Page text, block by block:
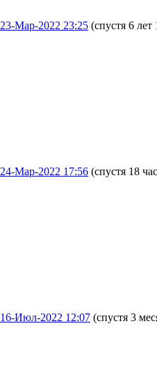
23-Мар-2022 23:25 (спустя 6 лет
24-Мар-2022 17:56 (спустя 18
16-Июл-2022 12:07 (спустя 3